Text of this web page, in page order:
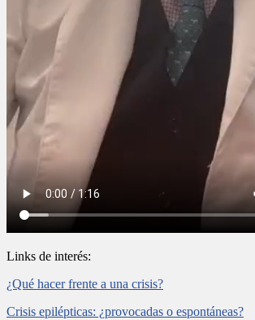
Links de interés:
¿Qué hacer frente a una crisis?
Crisis epilépticas: ¿provocadas o espontáneas?